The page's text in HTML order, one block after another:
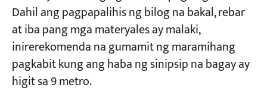
Dahil ang pagpapalihis ng bilog na bakal, rebar
at iba pang mga materyales ay malaki,
inirerekomenda na gumamit ng maramihang
pagkabit kung ang haba ng sinipsip na bagay ay
higit sa 9 metro.